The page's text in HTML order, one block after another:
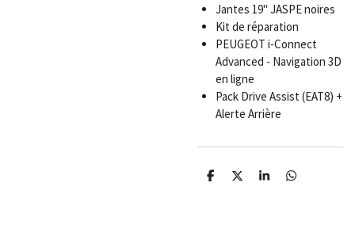
Jantes 19" JASPE noires
Kit de réparation
PEUGEOT i-Connect
Advanced - Navigation 3D
en ligne
Pack Drive Assist (EAT8) +
Alerte Arrière
P
P
P
P